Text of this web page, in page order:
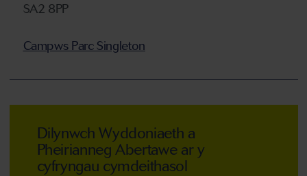
SA2 8PP
Campws Parc Singleton
Dilynwch Wyddoniaeth a
Pheirianneg Abertawe ar y
cyfryngau cymdeithasol